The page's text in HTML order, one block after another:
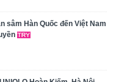
sâm Hàn Quốc đến Việt Nam